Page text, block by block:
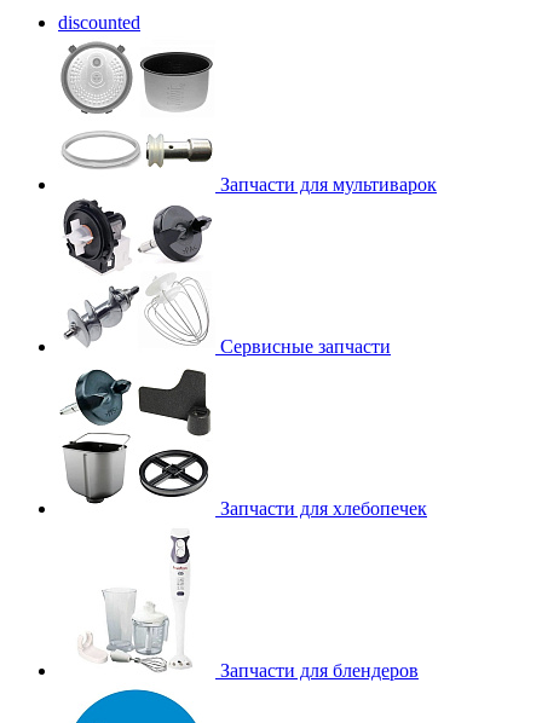
discounted
Запчасти для мультиварок
Сервисные запчасти
Запчасти для хлебопечек
Запчасти для блендеров